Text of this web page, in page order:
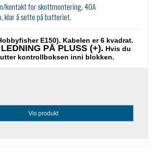
kontakt for skottmontering, 40A
klar å sette på batteriet.
E150). Kabelen er 6 kvadrat.
LEDNING PÅ PLUSS (+). Hvis du
kontrollboksen inni blokken.
Vis produkt